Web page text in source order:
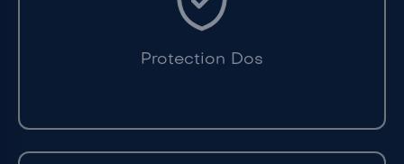
Protection Dos